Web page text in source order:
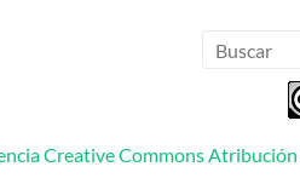
Creative Commons Atribución